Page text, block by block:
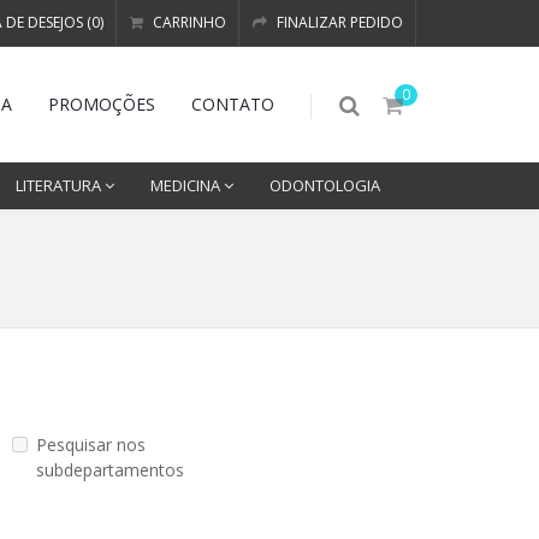
DE DESEJOS (0) CARRINHO FINALIZAR PEDIDO
0
PROMOÇÕES CONTATO
LITERATURA MEDICINA ODONTOLOGIA
Pesquisar nos
subdepartamentos